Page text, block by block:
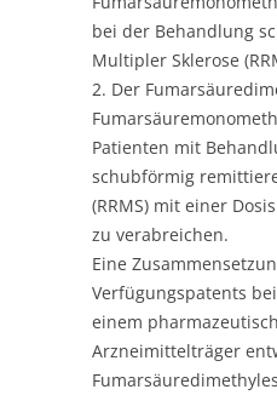
bei der Behandlung
Multipler Sklerose
2. Der
Patienten mit
schubförmig
(RRMS) mit einer
zu verabreichen.
Eine
Verfügungspatents
einem
Arzneimittelträger